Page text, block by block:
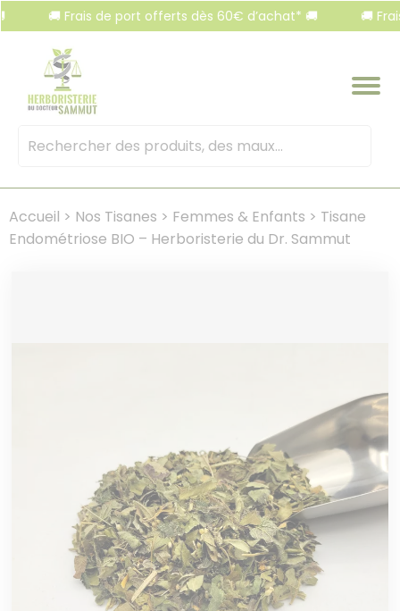
🚚 Frais de port offerts dès 60€ d’achat* 🚚 🚚 Frais
Mots
Accueil > Nos Tisanes > Femmes & Enfants > Tisane
Endométriose BIO – Herboristerie du Dr. Sammut
Panneau de gestion des cookies